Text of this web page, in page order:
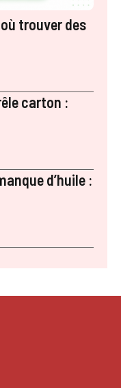
trouver des
carton :
d’huile :